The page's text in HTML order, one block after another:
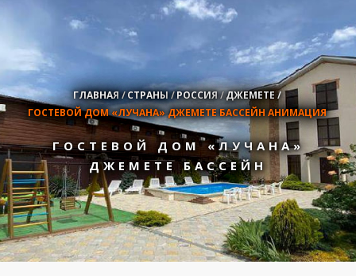
ГЛАВНАЯ/СТРАНЫ/РОССИЯ/ДЖЕМЕТЕ /
ГОСТЕВОЙ ДОМ «ЛУЧАНА» ДЖЕМЕТЕ БАССЕЙН АНИМАЦИЯ
ГОСТЕВОЙ ДОМ «ЛУЧАНА»
ДЖЕМЕТЕ БАССЕЙН